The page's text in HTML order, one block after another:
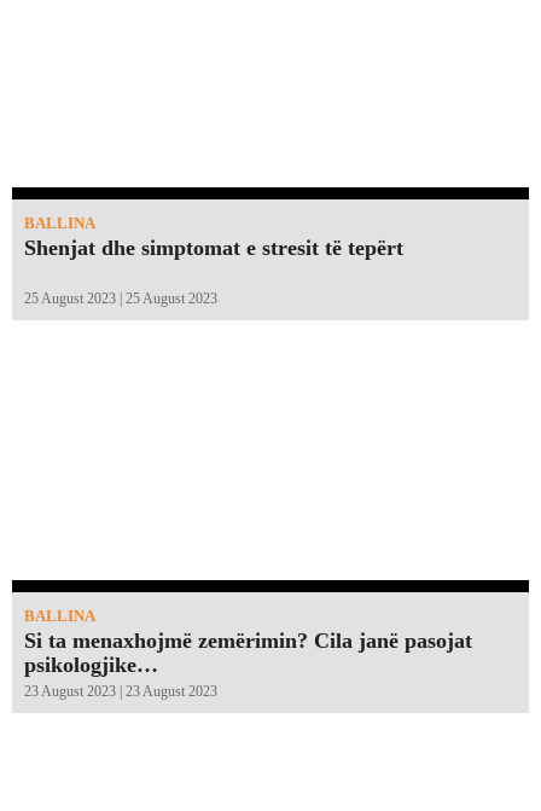
BALLINA
Shenjat dhe simptomat e stresit të tepërt
25 August 2023 | 25 August 2023
BALLINA
Si ta menaxhojmë zemërimin? Cila janë pasojat
psikologjike…
23 August 2023 | 23 August 2023